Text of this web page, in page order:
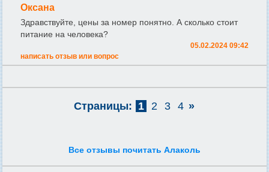
Оксана
Здравствуйте, цены за номер понятно. А сколько стоит
питание на человека?
05.02.2024 09:42
написать отзыв или вопрос
Страницы: 1 2 3 4 »
Все отзывы почитать Алаколь